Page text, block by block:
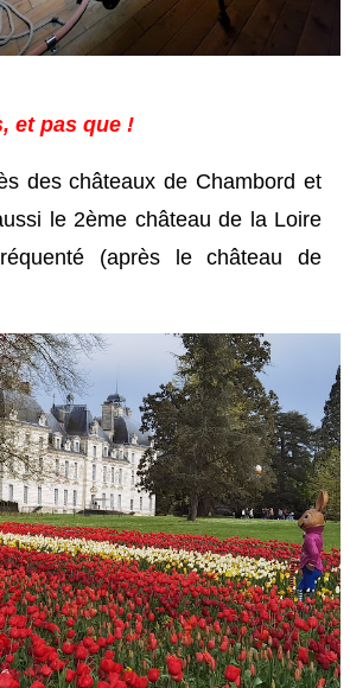
et pas que !
des châteaux de Chambord et
le 2ème château de la Loire
(après le château de